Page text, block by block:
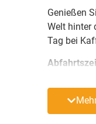
Genießen
Welt hinter
Tag bei
•